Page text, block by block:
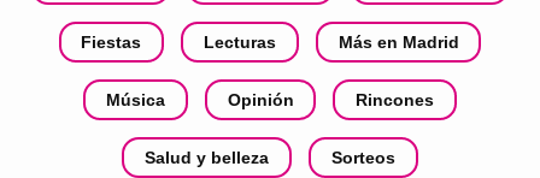
Fiestas Lecturas Más en Madrid
Música Opinión Rincones
Salud y belleza Sorteos